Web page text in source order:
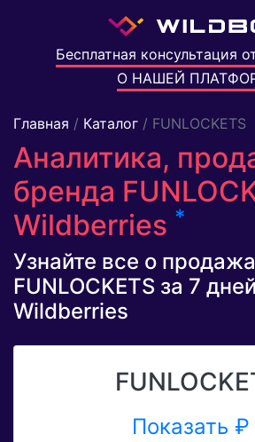
Бесплатная консультация
О НАШЕЙ
Главная / Каталог / FUNLOCKETS
Аналитика,
бренда
Wildberries *
Узнайте все о
FUNLOCKETS за 7
Wildberries
Показать ₽